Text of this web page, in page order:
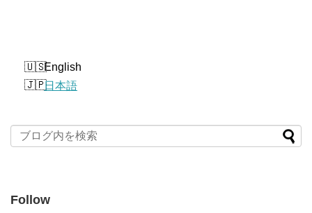
English
日本語
Follow